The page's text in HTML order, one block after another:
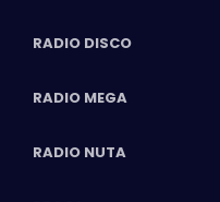
RADIO DISCO
RADIO MEGA
RADIO NUTA